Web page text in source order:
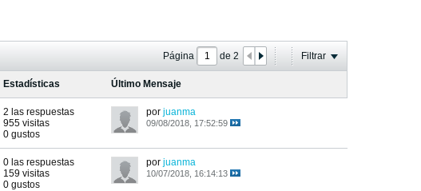
Página de 2 Filtrar
Estadísticas Último Mensaje
2 las respuestas
955 visitas
0 gustos
por juanma
09/08/2018, 17:52:59
0 las respuestas
159 visitas
0 gustos
por juanma
10/07/2018, 16:14:13